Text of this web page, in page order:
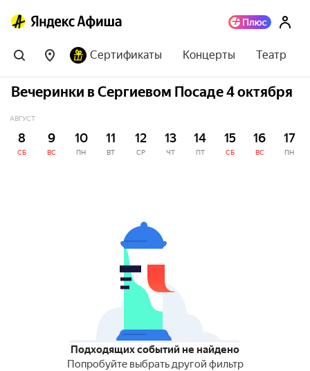
Сертификаты Концерты Театр
Вечеринки в Сергиевом Посаде 4 октября
АВГУСТ
8
СБ
9
ВС
10
ПН
11
ВТ
12
СР
13
ЧТ
14
ПТ
15
СБ
16
ВС
17
ПН
Подходящих событий не найдено
Попробуйте выбрать другой фильтр